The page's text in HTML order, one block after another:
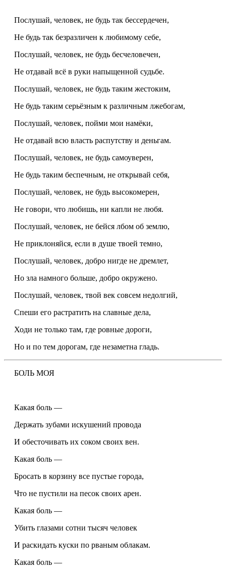
Послушай, человек, не будь так бессердечен,
Не будь так безразличен к любимому себе,
Послушай, человек, не будь бесчеловечен,
Не отдавай всё в руки напыщенной судьбе.
Послушай, человек, не будь таким жестоким,
Не будь таким серьёзным к различным лжебогам,
Послушай, человек, пойми мои намёки,
Не отдавай всю власть распутству и деньгам.
Послушай, человек, не будь самоуверен,
Не будь таким беспечным, не открывай себя,
Послушай, человек, не будь высокомерен,
Не говори, что любишь, ни капли не любя.
Послушай, человек, не бейся лбом об землю,
Не приклоняйся, если в душе твоей темно,
Послушай, человек, добро нигде не дремлет,
Но зла намного больше, добро окружено.
Послушай, человек, твой век совсем недолгий,
Спеши его растратить на славные дела,
Ходи не только там, где ровные дороги,
Но и по тем дорогам, где незаметна гладь.
БОЛЬ МОЯ
Какая боль —
Держать зубами искушений провода
И обесточивать их соком своих вен.
Какая боль —
Бросать в корзину все пустые города,
Что не пустили на песок своих арен.
Какая боль —
Убить глазами сотни тысяч человек
И раскидать куски по рваным облакам.
Какая боль —